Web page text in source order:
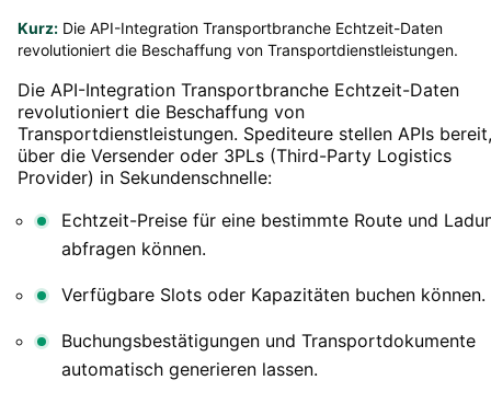
Kurz: Die API-Integration Transportbranche Echtzeit-Daten
revolutioniert die Beschaffung von Transportdienstleistungen.
Die API-Integration Transportbranche Echtzeit-Daten
revolutioniert die Beschaffung von
Transportdienstleistungen. Spediteure stellen APIs bereit,
über die Versender oder 3PLs (Third-Party Logistics
Provider) in Sekundenschnelle:
Echtzeit-Preise für eine bestimmte Route und
abfragen können.
Verfügbare Slots oder Kapazitäten buchen können.
Buchungsbestätigungen und Transportdokumente
automatisch generieren lassen.